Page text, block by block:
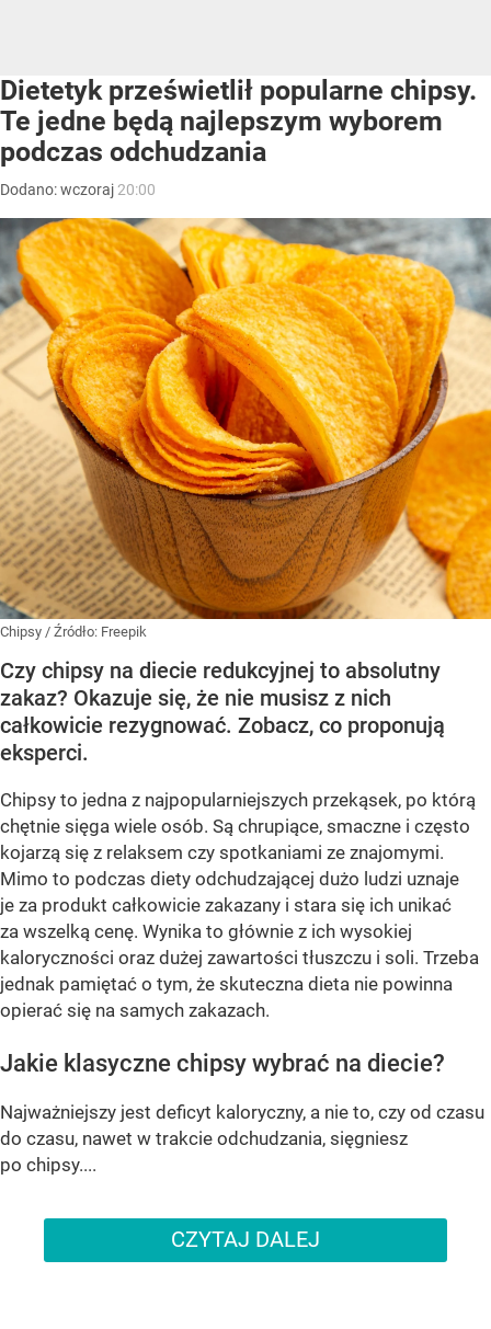
Dietetyk prześwietlił popularne chipsy.
Te jedne będą najlepszym wyborem
podczas odchudzania
Dodano:wczoraj 20:00
Chipsy / Źródło: Freepik
Czy chipsy na diecie redukcyjnej to absolutny
zakaz? Okazuje się, że nie musisz z nich
całkowicie rezygnować. Zobacz, co proponują
eksperci.
Chipsy to jedna z najpopularniejszych przekąsek, po którą
chętnie sięga wiele osób. Są chrupiące, smaczne i często
kojarzą się z relaksem czy spotkaniami ze znajomymi.
Mimo to podczas diety odchudzającej dużo ludzi uznaje
je za produkt całkowicie zakazany i stara się ich unikać
za wszelką cenę. Wynika to głównie z ich wysokiej
kaloryczności oraz dużej zawartości tłuszczu i soli. Trzeba
jednak pamiętać o tym, że skuteczna dieta nie powinna
opierać się na samych zakazach.
Jakie klasyczne chipsy wybrać na diecie?
Najważniejszy jest deficyt kaloryczny, a nie to, czy od czasu
do czasu, nawet w trakcie odchudzania, sięgniesz
po chipsy....
CZYTAJ DALEJ